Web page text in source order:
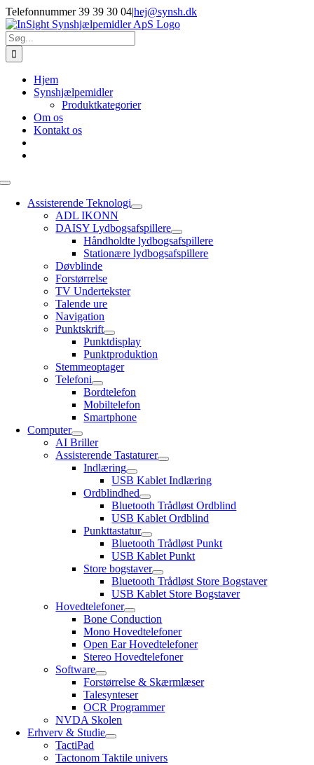
Skip
to
content
Telefonnummer 39 39 30 04|hej@synsh.dk
Søg
efter:
Hjem
Synshjælpemidler
Produktkategorier
Om os
Kontakt os
Toggle
NavigationAssisterende Teknologi
ADL IKONN
DAISY Lydbogsafspillere
Håndholdte lydbogsafspillere
Stationære lydbogsafspillere
Døvblinde
Forstørrelse
TV Undertekster
Talende ure
Navigation
Punktskrift
Punktdisplay
Punktproduktion
Stemmeoptager
Telefoni
Bordtelefon
Mobiltelefon
Smartphone
Computer
AI Briller
Assisterende Tastaturer
Indlæring
USB Kablet Indlæring
Ordblindhed
Bluetooth Trådløst Ordblind
USB Kablet Ordblind
Punkttastatur
Bluetooth Trådløst Punkt
USB Kablet Punkt
Store bogstaver
Bluetooth Trådløst Store Bogstaver
USB Kablet Store Bogstaver
Hovedtelefoner
Bone Conduction
Mono Hovedtelefoner
Open Ear Hovedtelefoner
Stereo Hovedtelefoner
Software
Forstørrelse & Skærmlæser
Talesynteser
OCR Programmer
NVDA Skolen
Erhverv & Studie
TactiPad
Tactonom Taktile univers